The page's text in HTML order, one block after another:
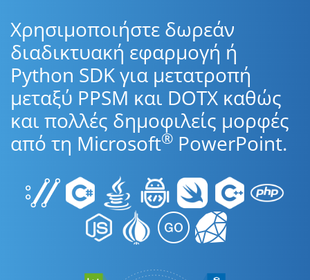
Χρησιμοποιήστε δωρεάν
διαδικτυακή εφαρμογή ή
Python SDK για μετατροπή
μεταξύ PPSM και DOTX καθώς
και πολλές δημοφιλείς μορφές
από τη Microsoft® PowerPoint.